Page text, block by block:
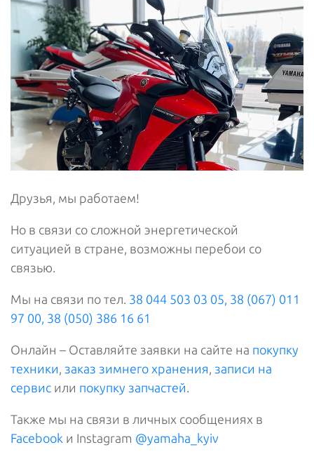
Друзья, мы работаем!
Но в связи со сложной энергетической
ситуацией в стране, возможны перебои со
связью.
Мы на связи по тел. 38 044 503 03 05, 38 (067) 011
97 00, 38 (050) 386 16 61
Онлайн – Оставляйте заявки на сайте на покупку
техники заказ зимнего хранения записи на
сервис или покупку запчастей
Также мы на связи в личных сообщениях в
Facebook и Instagram @yamaha_kyiv